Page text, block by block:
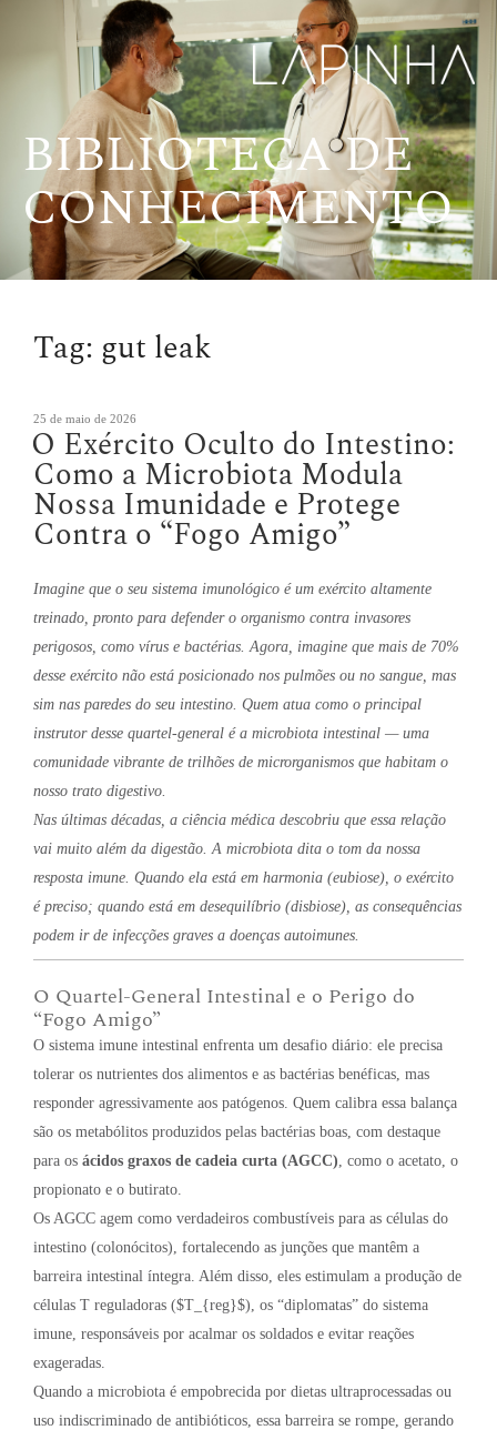
BIBLIOTECA DE
CONHECIMENTO
Tag: gut leak
Publicado
em
25 de maio de 2026
O Exército Oculto do Intestino:
Como a Microbiota Modula
Nossa Imunidade e Protege
Contra o “Fogo Amigo”
Imagine que o seu sistema imunológico é um exército altamente
treinado, pronto para defender o organismo contra invasores
perigosos, como vírus e bactérias. Agora, imagine que mais de 70%
desse exército não está posicionado nos pulmões ou no sangue, mas
sim nas paredes do seu intestino. Quem atua como o principal
instrutor desse quartel-general é a microbiota intestinal — uma
comunidade vibrante de trilhões de microrganismos que habitam o
nosso trato digestivo.
Nas últimas décadas, a ciência médica descobriu que essa relação
vai muito além da digestão. A microbiota dita o tom da nossa
resposta imune. Quando ela está em harmonia (eubiose), o exército
é preciso; quando está em desequilíbrio (disbiose), as consequências
podem ir de infecções graves a doenças autoimunes.
O Quartel-General Intestinal e o Perigo do
“Fogo Amigo”
O sistema imune intestinal enfrenta um desafio diário: ele precisa
tolerar os nutrientes dos alimentos e as bactérias benéficas, mas
responder agressivamente aos patógenos. Quem calibra essa balança
são os metabólitos produzidos pelas bactérias boas, com destaque
para os ácidos graxos de cadeia curta (AGCC), como o acetato, o
propionato e o butirato.
Os AGCC agem como verdadeiros combustíveis para as células do
intestino (colonócitos), fortalecendo as junções que mantêm a
barreira intestinal íntegra. Além disso, eles estimulam a produção de
células T reguladoras ($T_{reg}$), os “diplomatas” do sistema
imune, responsáveis por acalmar os soldados e evitar reações
exageradas.
Quando a microbiota é empobrecida por dietas ultraprocessadas ou
uso indiscriminado de antibióticos, essa barreira se rompe, gerando